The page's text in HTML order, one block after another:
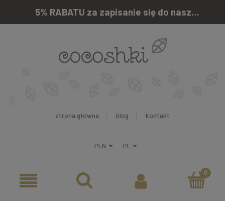
5% RABATU za zapisanie się do naszego newslettera
strona główna blog kontakt